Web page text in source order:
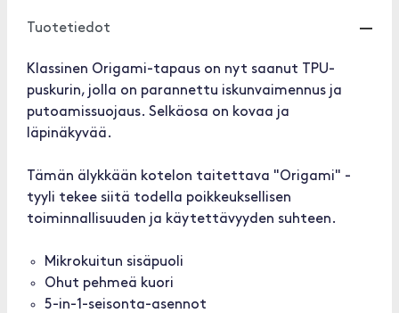
Tuotetiedot
Klassinen Origami-tapaus on nyt saanut TPU-
puskurin, jolla on parannettu iskunvaimennus ja
putoamissuojaus. Selkäosa on kovaa ja
läpinäkyvää.
Tämän älykkään kotelon taitettava "Origami" -
tyyli tekee siitä todella poikkeuksellisen
toiminnallisuuden ja käytettävyyden suhteen.
Mikrokuitun sisäpuoli
Ohut pehmeä kuori
5-in-1-seisonta-asennot